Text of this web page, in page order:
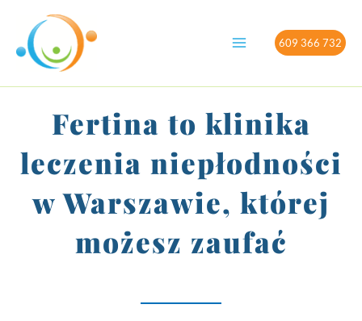
treści
609 366 732
Fertina to klinika
leczenia niepłodności
w Warszawie, której
możesz zaufać